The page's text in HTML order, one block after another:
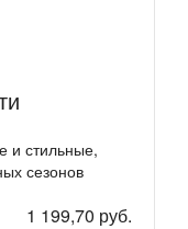
и стильные,
сезонов
1 199,70 руб.